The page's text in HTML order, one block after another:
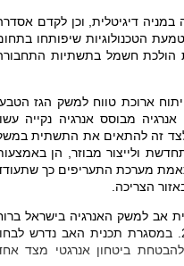
דיגיטלית, וכן לקדם
הטכנולוגיות שיפותחו
הולכת חשמל בתשתיות
ארוכת טווח למשק הגז
מבוסס אנרגיה נקייה
זה להתאים את התשתית
ולייצור מבוזר, הן
מערכת התעריפים כך
הצריכה.
אב למשק האנרגיה בישראל
מפת הדרכים של משרד האנרגיה ל-2050. במסגרת תכנית האב נדרש
ביטחון אנרגטי מצד